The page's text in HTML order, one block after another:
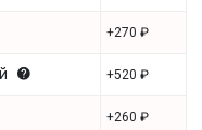
+270 ₽
+520 ₽
+260 ₽